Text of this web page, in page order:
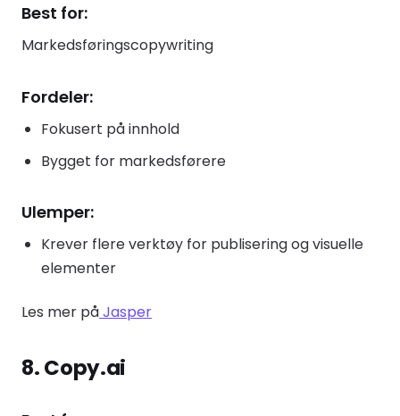
Best for:
Markedsføringscopywriting
Fordeler:
Fokusert på innhold
Bygget for markedsførere
Ulemper:
Krever flere verktøy for publisering og visuelle
elementer
Les mer påJasper
8. Copy.ai